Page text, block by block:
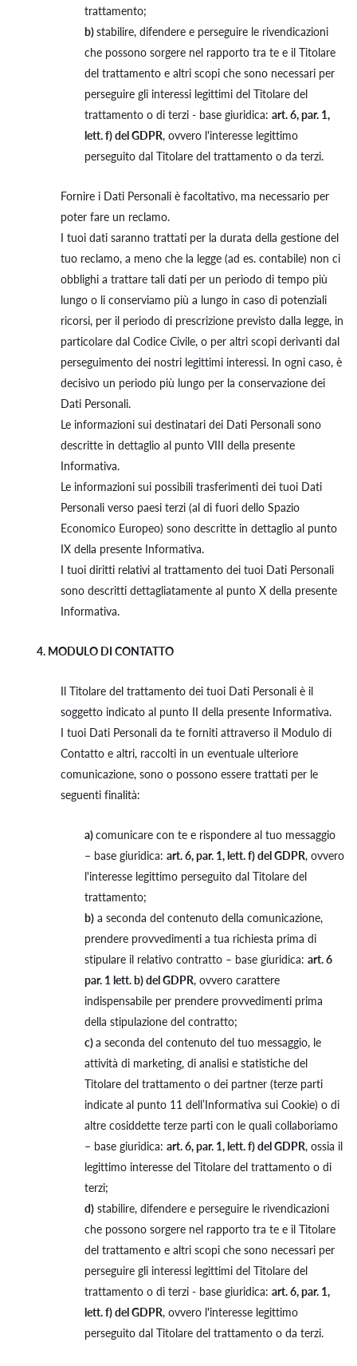
trattamento;
b)stabilire, difendere e perseguire le rivendicazioni
che possono sorgere nel rapporto tra te e il Titolare
del trattamento e altri scopi che sono necessari per
perseguire gli interessi legittimi del Titolare del
trattamento o di terzi - base giuridica: art. 6, par. 1,
lett. f) del GDPR, ovvero l'interesse legittimo
perseguito dal Titolare del trattamento o da terzi.
Fornire i Dati Personali è facoltativo, ma necessario per
poter fare un reclamo.
I tuoi dati saranno trattati per la durata della gestione del
tuo reclamo, a meno che la legge (ad es. contabile) non ci
obblighi a trattare tali dati per un periodo di tempo più
lungo o li conserviamo più a lungo in caso di potenziali
ricorsi, per il periodo di prescrizione previsto dalla legge, in
particolare dal Codice Civile, o per altri scopi derivanti dal
perseguimento dei nostri legittimi interessi. In ogni caso, è
decisivo un periodo più lungo per la conservazione dei
Dati Personali.
Le informazioni sui destinatari dei Dati Personali sono
descritte in dettaglio al punto VIII della presente
Informativa.
Le informazioni sui possibili trasferimenti dei tuoi Dati
Personali verso paesi terzi (al di fuori dello Spazio
Economico Europeo) sono descritte in dettaglio al punto
IX della presente Informativa.
I tuoi diritti relativi al trattamento dei tuoi Dati Personali
sono descritti dettagliatamente al punto X della presente
Informativa.
4. MODULO DI CONTATTO
Il Titolare del trattamento dei tuoi Dati Personali è il
soggetto indicato al punto II della presente Informativa.
I tuoi Dati Personali da te forniti attraverso il Modulo di
Contatto e altri, raccolti in un eventuale ulteriore
comunicazione, sono o possono essere trattati per le
seguenti finalità:
a)comunicare con te e rispondere al tuo messaggio
– base giuridica: art. 6, par. 1, lett. f) del GDPR, ovvero
l'interesse legittimo perseguito dal Titolare del
trattamento;
b) a seconda del contenuto della comunicazione,
prendere provvedimenti a tua richiesta prima di
stipulare il relativo contratto – base giuridica: art. 6
par. 1 lett. b) del GDPR, ovvero carattere
indispensabile per prendere provvedimenti prima
della stipulazione del contratto;
c)a seconda del contenuto del tuo messaggio, le
attività di marketing, di analisi e statistiche del
Titolare del trattamento o dei partner (terze parti
indicate al punto 11 dell’Informativa sui Cookie) o di
altre cosiddette terze parti con le quali collaboriamo
– base giuridica: art. 6, par. 1, lett. f) del GDPR, ossia il
legittimo interesse del Titolare del trattamento o di
terzi;
d) stabilire, difendere e perseguire le rivendicazioni
che possono sorgere nel rapporto tra te e il Titolare
del trattamento e altri scopi che sono necessari per
perseguire gli interessi legittimi del Titolare del
trattamento o di terzi - base giuridica: art. 6, par. 1,
lett. f) del GDPR, ovvero l'interesse legittimo
perseguito dal Titolare del trattamento o da terzi.